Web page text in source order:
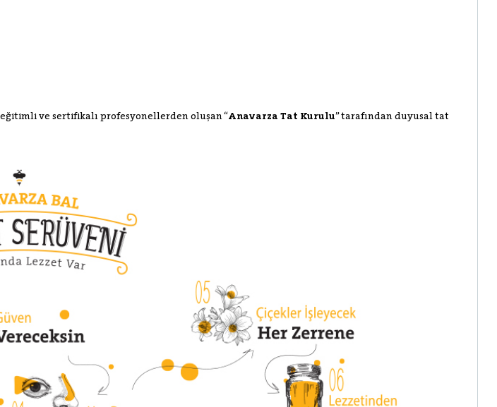
ve sertifikalı profesyonellerden oluşan “Anavarza Tat Kurulu” tarafından duyusal tat